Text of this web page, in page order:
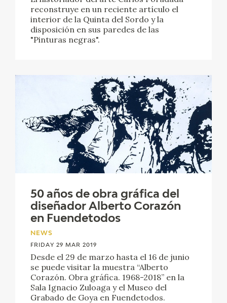
reconstruye en un reciente artículo el
interior de la Quinta del Sordo y la
disposición en sus paredes de las
"Pinturas negras".
50 años de obra gráfica del
diseñador Alberto Corazón
en Fuendetodos
NEWS
FRIDAY 29 MAR 2019
Desde el 29 de marzo hasta el 16 de junio
se puede visitar la muestra “Alberto
Corazón. Obra gráfica. 1968-2018” en la
Sala Ignacio Zuloaga y el Museo del
Grabado de Goya en Fuendetodos.